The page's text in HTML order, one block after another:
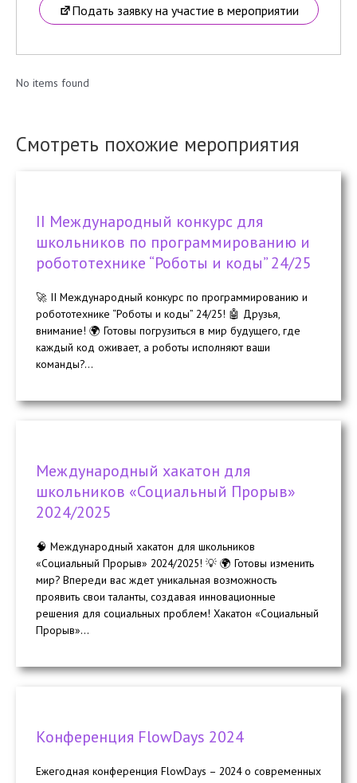
Подать заявку на участие в мероприятии
No items found
Смотреть похожие мероприятия
II Международный конкурс для
школьников по программированию и
робототехнике “Роботы и коды” 24/25
🚀 II Международный конкурс по программированию и
робототехнике “Роботы и коды” 24/25! 🤖 Друзья,
внимание! 🌍 Готовы погрузиться в мир будущего, где
каждый код оживает, а роботы исполняют ваши
команды?...
Международный хакатон для
школьников «Социальный Прорыв»
2024/2025
🧠 Международный хакатон для школьников
«Социальный Прорыв» 2024/2025! 💡 🌍 Готовы изменить
мир? Впереди вас ждет уникальная возможность
проявить свои таланты, создавая инновационные
решения для социальных проблем! Хакатон «Социальный
Прорыв»...
Конференция FlowDays 2024
Ежегодная конференция FlowDays – 2024 о современных